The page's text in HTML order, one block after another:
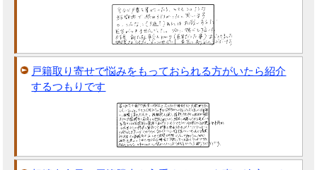
戸籍取り寄せで悩みをもっておられる方がいたら紹介
するつもりです